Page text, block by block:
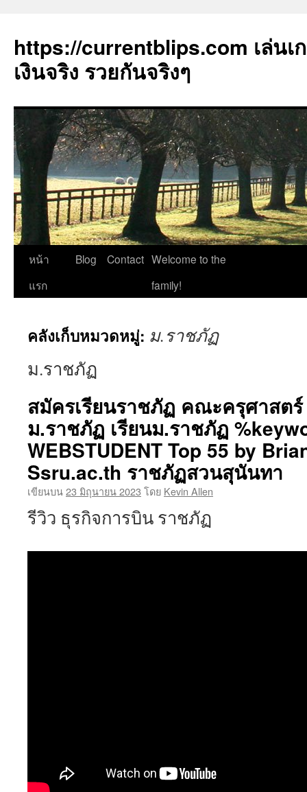
https://currentblips.com เล่น
เงินจริง รวยกันจริงๆ
ข้าม
ไป
เนื้อหา
หน้า
แรก
Blog Contact Welcome to the
family!
คลังเก็บหมวดหมู่: ม.ราชภัฏ
ม.ราชภัฏ
สมัครเรียนราชภัฏ คณะครุศาสตร์
ม.ราชภัฏ เรียนม.ราชภัฏ
WEBSTUDENT Top 55 by
Ssru.ac.th ราชภัฏสวนสุนันทา
เขียนบน23 มิถุนายน 2023 โดย Kevin Allen
รีวิว ธุรกิจการบิน ราชภัฏ